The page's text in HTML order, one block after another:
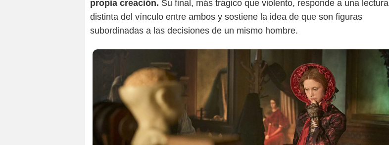
propia creación. Su final, más trágico que violento, responde a una lectura
distinta del vínculo entre ambos y sostiene la idea de que son figuras
subordinadas a las decisiones de un mismo hombre.